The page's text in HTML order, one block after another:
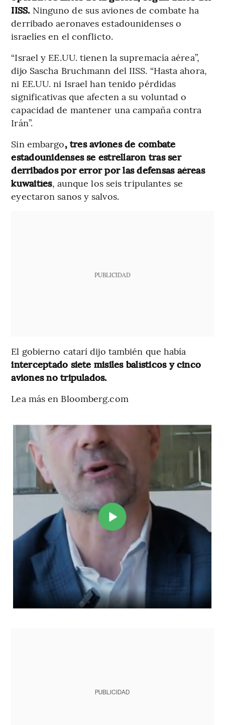
IISS. Ninguno de sus aviones de combate ha
derribado aeronaves estadounidenses o
israelíes en el conflicto.
“Israel y EE.UU. tienen la supremacía aérea”,
dijo Sascha Bruchmann del IISS. “Hasta ahora,
ni EE.UU. ni Israel han tenido pérdidas
significativas que afecten a su voluntad o
capacidad de mantener una campaña contra
Irán”.
Sin embargo, tres aviones de combate
estadounidenses se estrellaron tras ser
derribados por error por las defensas aéreas
kuwaitíes, aunque los seis tripulantes se
eyectaron sanos y salvos.
PUBLICIDAD
El gobierno catarí dijo también que había
interceptado siete misiles balísticos y cinco
aviones no tripulados.
Lea más en Bloomberg.com
PUBLICIDAD